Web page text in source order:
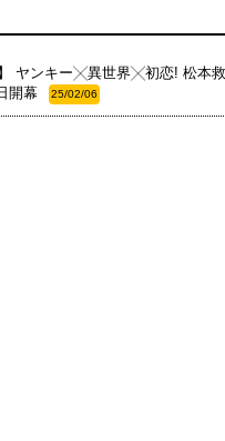
】 ヤンキー╳異世界╳初恋! 松本
開幕
25/02/06